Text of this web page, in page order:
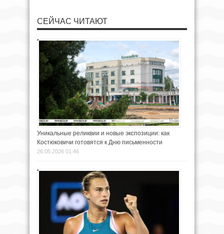
СЕЙЧАС ЧИТАЮТ
Уникальные реликвии и новые экспозиции: как
Костюковичи готовятся к Дню письменности
26.05.2026 01:46